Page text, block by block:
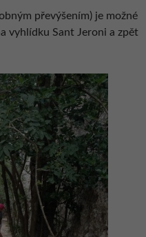
převýšením) je možné
vyhlídku Sant Jeroni a zpět